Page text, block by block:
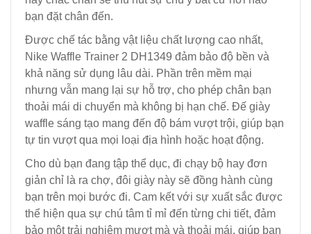
bạn đặt chân đến.
Được chế tác bằng vật liệu chất lượng cao nhất,
Nike Waffle Trainer 2 DH1349 đảm bảo độ bền và
khả năng sử dụng lâu dài. Phần trên mềm mại
nhưng vẫn mang lại sự hỗ trợ, cho phép chân bạn
thoải mái di chuyển mà không bị hạn chế. Đế giày
waffle sáng tạo mang đến độ bám vượt trội, giúp bạn
tự tin vượt qua mọi loại địa hình hoặc hoạt động.
Cho dù bạn đang tập thể dục, đi chạy bộ hay đơn
giản chỉ là ra chợ, đôi giày này sẽ đồng hành cùng
bạn trên mọi bước đi. Cam kết với sự xuất sắc được
thể hiện qua sự chú tâm tỉ mỉ đến từng chi tiết, đảm
bảo một trải nghiệm mượt mà và thoải mái, giúp bạn